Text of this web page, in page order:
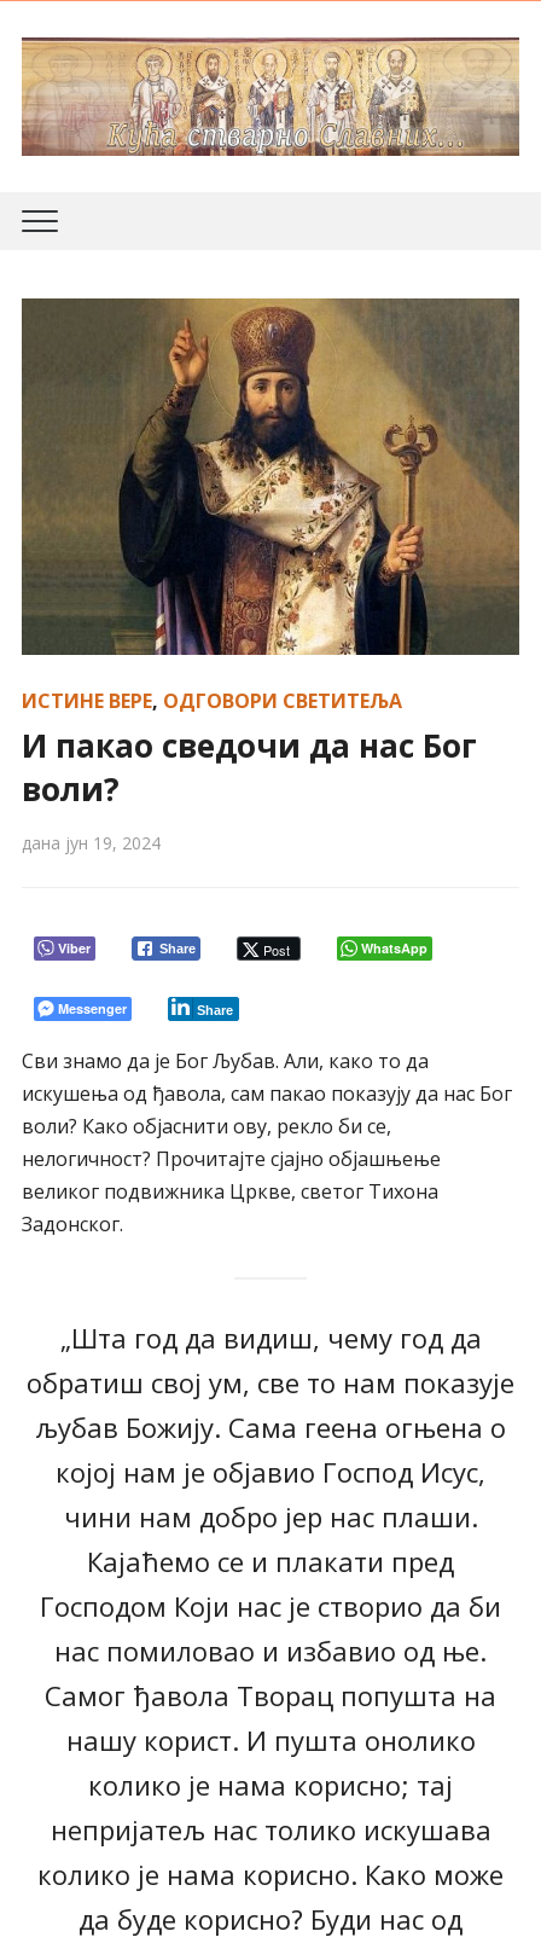
ИСТИНЕ ВЕРЕ, ОДГОВОРИ СВЕТИТЕЉА
И пакао сведочи да нас Бог
воли?
дана јун 19, 2024
Viber Share Post WhatsApp
Messenger Share
Сви знамо да је Бог Љубав. Али, како то да
искушења од ђавола, сам пакао показују да нас Бог
воли? Како објаснити ову, рекло би се,
нелогичност? Прочитајте сјајно објашњење
великог подвижника Цркве, светог Тихона
Задонског.
„Шта год да видиш, чему год да
обратиш свој ум, све то нам показује
љубав Божију. Сама геена огњена о
којој нам је објавио Господ Исус,
чини нам добро јер нас плаши.
Кајаћемо се и плакати пред
Господом Који нас је створио да би
нас помиловао и избавио од ње.
Самог ђавола Творац попушта на
нашу корист. И пушта онолико
колико је нама корисно; тај
непријатељ нас толико искушава
колико је нама корисно. Како може
да буде корисно? Буди нас од